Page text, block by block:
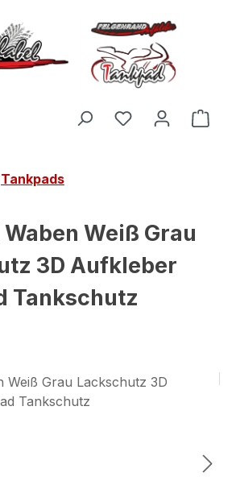
Du hast 0
Tankpads
Weiß Grau
3D Aufkleber
Tankschutz